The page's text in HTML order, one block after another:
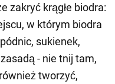
zakryć krągłe biodra:
w którym biodra
sukienek,
- nie tnij tam,
tworzyć,